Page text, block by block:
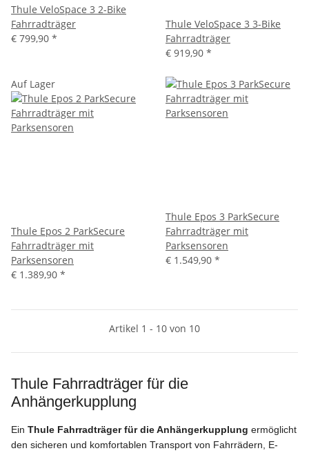
Thule VeloSpace 3 2-Bike
Fahrradträger
€ 799,90 *
Thule VeloSpace 3 3-Bike
Fahrradträger
€ 919,90 *
Auf Lager
Thule Epos 2 ParkSecure
Fahrradträger mit
Parksensoren
€ 1.389,90 *
Thule Epos 3 ParkSecure
Fahrradträger mit
Parksensoren
€ 1.549,90 *
Artikel 1 - 10 von 10
Thule Fahrradträger für die
Anhängerkupplung
Ein Thule Fahrradträger für die Anhängerkupplung ermöglicht
den sicheren und komfortablen Transport von Fahrrädern, E-